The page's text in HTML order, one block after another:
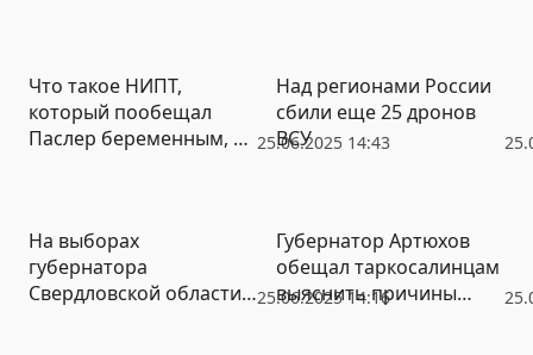
25.06.2025 14:43
Что такое НИПТ,
который пообещал
Паслер беременным, и
Над регионами России
сбили еще 25 дронов
ВСУ
25.06.2025 14:16
На выборах
губернатора
Свердловской области
Губернатор Артюхов
обещал таркосалинцам
выяснить причины